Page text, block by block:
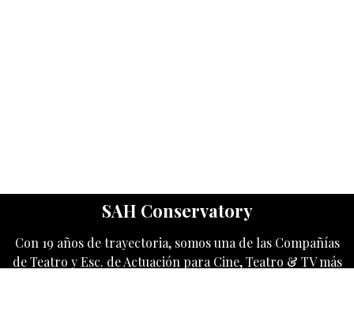
SAH Conservatory
Con 19 años de trayectoria, somos una de las Compañías
de Teatro y Esc. de Actuación para Cine, Teatro & TV más